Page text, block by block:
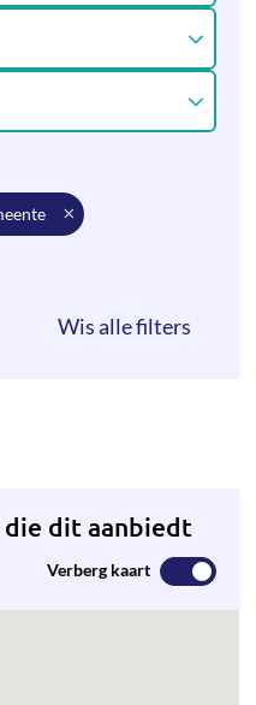
dit aanbiedt
Verberg kaart